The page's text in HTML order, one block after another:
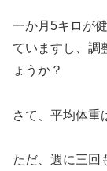
一か月5キロが
ていますし、調
ょうか？
さて、平均体重
ただ、週に三回